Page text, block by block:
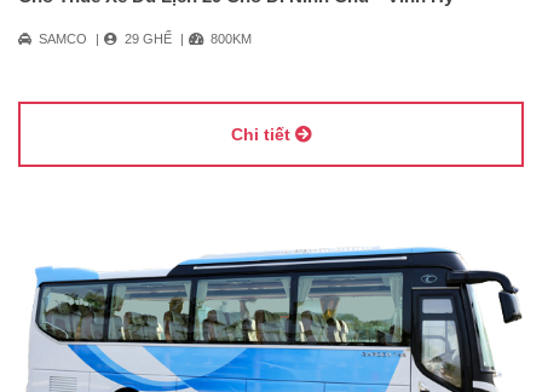
SAMCO 29 GHẾ 800KM
Chi tiết